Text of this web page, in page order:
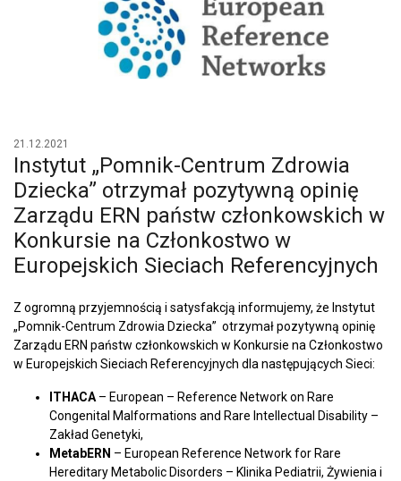
21.12.2021
Instytut „Pomnik-Centrum Zdrowia
Dziecka” otrzymał pozytywną opinię
Zarządu ERN państw członkowskich w
Konkursie na Członkostwo w
Europejskich Sieciach Referencyjnych
Z ogromną przyjemnością i satysfakcją informujemy, że Instytut
„Pomnik-Centrum Zdrowia Dziecka” otrzymał pozytywną opinię
Zarządu ERN państw członkowskich w Konkursie na Członkostwo
w Europejskich Sieciach Referencyjnych dla następujących Sieci:
ITHACA – European – Reference Network on Rare
Congenital Malformations and Rare Intellectual Disability –
Zakład Genetyki,
MetabERN – European Reference Network for Rare
Hereditary Metabolic Disorders – Klinika Pediatrii, Żywienia i